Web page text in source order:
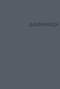
ΔΙΑΦΗΜΙΣΗ